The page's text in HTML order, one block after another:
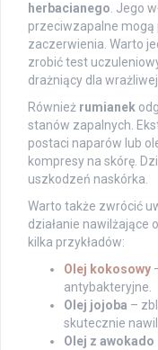
herbacianego. Jego
przeciwzapalne mogą
zaczerwienia. Warto
zrobić test
drażniący dla
Również rumianek
stanów zapalnych.
postaci naparów lub
kompresy na skórę.
uszkodzeń naskórka.
Warto także zwrócić
działanie nawilżające
kilka przykładów:
Olej kokosowy
antybakteryjne.
Olej jojoba –
skutecznie
Olej z awokado